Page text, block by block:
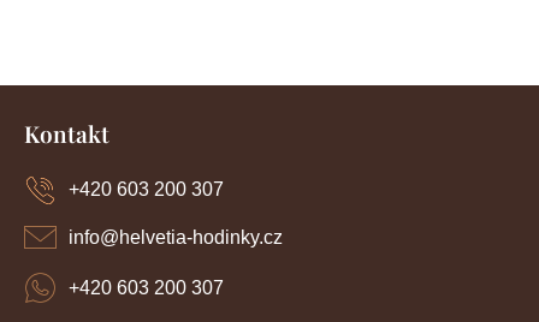
ý
k
n
Z
Kontakt
info@helvetia-hodinky.cz
+420 603 200 307
+420 603 200 307